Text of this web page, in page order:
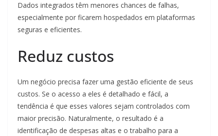
Dados integrados têm menores chances de falhas,
especialmente por ficarem hospedados em plataformas
seguras e eficientes.
Reduz custos
Um negócio precisa fazer uma gestão eficiente de seus
custos. Se o acesso a eles é detalhado e fácil, a
tendência é que esses valores sejam controlados com
maior precisão. Naturalmente, o resultado é a
identificação de despesas altas e o trabalho para a